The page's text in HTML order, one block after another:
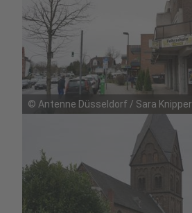
© Antenne Düsseldorf / Sara Knipper